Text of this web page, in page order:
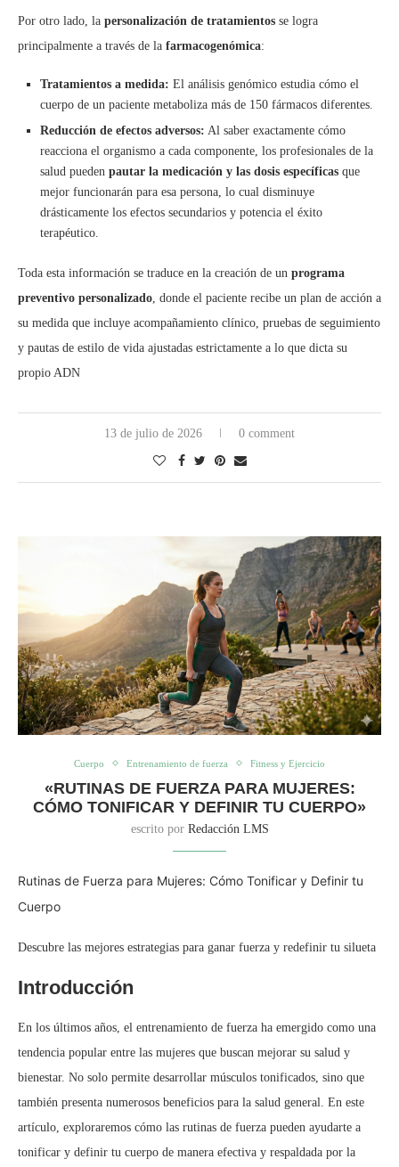
Por otro lado, la personalización de tratamientos se logra
principalmente a través de la farmacogenómica:
Tratamientos a medida: El análisis genómico estudia cómo el
cuerpo de un paciente metaboliza más de 150 fármacos diferentes.
Reducción de efectos adversos: Al saber exactamente cómo
reacciona el organismo a cada componente, los profesionales de la
salud pueden pautar la medicación y las dosis específicas que
mejor funcionarán para esa persona, lo cual disminuye
drásticamente los efectos secundarios y potencia el éxito
terapéutico.
Toda esta información se traduce en la creación de un programa
preventivo personalizado, donde el paciente recibe un plan de acción a
su medida que incluye acompañamiento clínico, pruebas de seguimiento
y pautas de estilo de vida ajustadas estrictamente a lo que dicta su
propio ADN
13 de julio de 2026 0 comment
Cuerpo Entrenamiento de fuerza Fitness y Ejercicio
«RUTINAS DE FUERZA PARA MUJERES:
CÓMO TONIFICAR Y DEFINIR TU CUERPO»
escrito por Redacción LMS
Rutinas de Fuerza para Mujeres: Cómo Tonificar y Definir tu
Cuerpo
Descubre las mejores estrategias para ganar fuerza y redefinir tu silueta
Introducción
En los últimos años, el entrenamiento de fuerza ha emergido como una
tendencia popular entre las mujeres que buscan mejorar su salud y
bienestar. No solo permite desarrollar músculos tonificados, sino que
también presenta numerosos beneficios para la salud general. En este
artículo, exploraremos cómo las rutinas de fuerza pueden ayudarte a
tonificar y definir tu cuerpo de manera efectiva y respaldada por la